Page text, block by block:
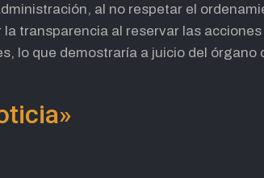
al no respetar el
transparencia al reservar las
lo que demostraría a juicio del órgano